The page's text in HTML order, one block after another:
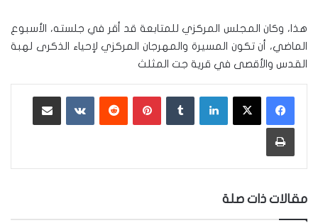
هذا، وكان المجلس المركزي للمتابعة قد أقر في جلسته، الأسبوع
الماضي، أن تكون المسيرة والمهرجان المركزي لإحياء الذكرى لهبة
القدس والأقصى في قرية جت المثلث
لينكدإن بينتيريست ‏VKontakte
طباعة
مقالات ذات صلة